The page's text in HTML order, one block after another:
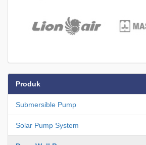
Produk
Submersible Pump
Solar Pump System